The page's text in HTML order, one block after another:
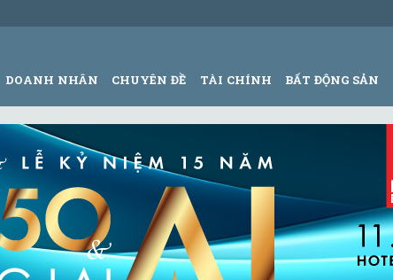
DOANH NHÂN CHUYÊN ĐỀ TÀI CHÍNH BẤT ĐỘNG SẢN